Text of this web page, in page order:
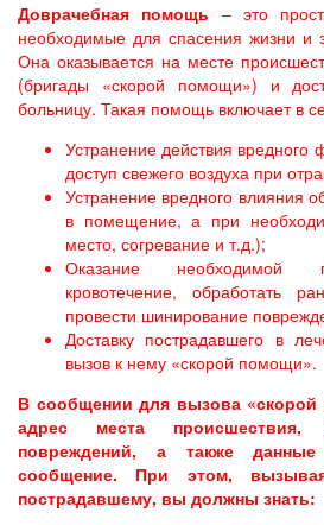
Доврачебная помощь – это
необходимые для спасения жизни и
Она оказывается на месте
(бригады «скорой помощи») и
больницу. Такая помощь включает в
Устранение действия вредного
доступ свежего воздуха при
Устранение вредного влияния
в помещение, а при
место, согревание и т.д.);
Оказание необходимой
кровотечение, обработать
провести шинирование
Доставку пострадавшего в
вызов к нему «скорой помощи».
В сообщении для вызова «скорой
адрес места происшествия,
повреждений, а также
сообщение. При этом,
пострадавшему, вы должны знать: